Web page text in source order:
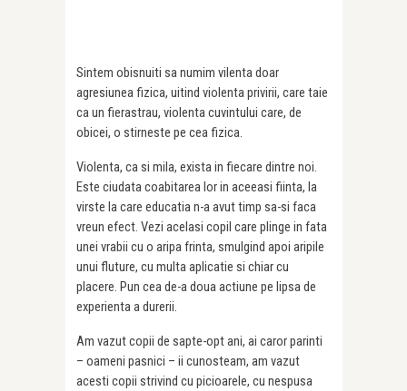
Sintem obisnuiti sa numim vilenta doar
agresiunea fizica, uitind violenta privirii, care taie
ca un fierastrau, violenta cuvintului care, de
obicei, o stirneste pe cea fizica.
Violenta, ca si mila, exista in fiecare dintre noi.
Este ciudata coabitarea lor in aceeasi fiinta, la
virste la care educatia n-a avut timp sa-si faca
vreun efect. Vezi acelasi copil care plinge in fata
unei vrabii cu o aripa frinta, smulgind apoi aripile
unui fluture, cu multa aplicatie si chiar cu
placere. Pun cea de-a doua actiune pe lipsa de
experienta a durerii.
Am vazut copii de sapte-opt ani, ai caror parinti
– oameni pasnici – ii cunosteam, am vazut
acesti copii strivind cu picioarele, cu nespusa